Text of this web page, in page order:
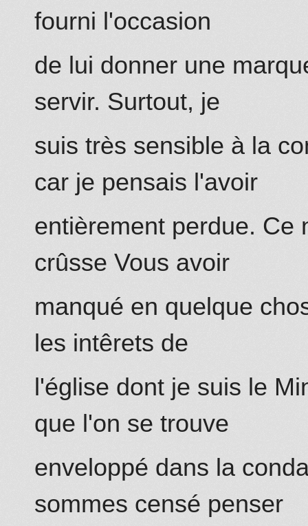
fourni l'occasion
de lui donner une
servir. Surtout, je
suis très sensible à la
car je pensais l'avoir
entièrement perdue. Ce
crûsse Vous avoir
manqué en quelque
les intêrets de
l'église dont je suis le
que l'on se trouve
enveloppé dans la
sommes censé penser